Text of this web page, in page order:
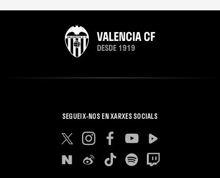
SEGUEIX-NOS EN XARXES SOCIALS